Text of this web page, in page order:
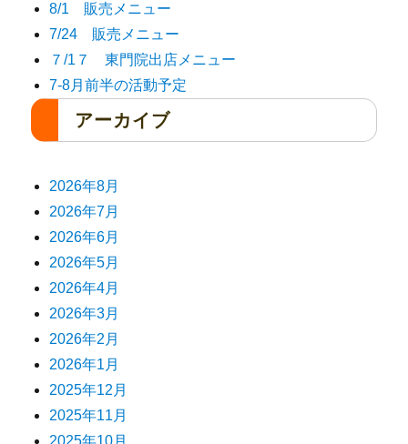
8/1 販売メニュー
7/24 販売メニュー
７/1７ 東門院出店メニュー
7-8月前半の活動予定
アーカイブ
2026年8月
2026年7月
2026年6月
2026年5月
2026年4月
2026年3月
2026年2月
2026年1月
2025年12月
2025年11月